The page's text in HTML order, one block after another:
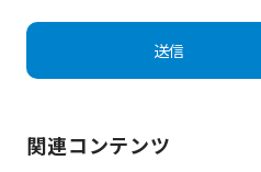
関連コンテンツ